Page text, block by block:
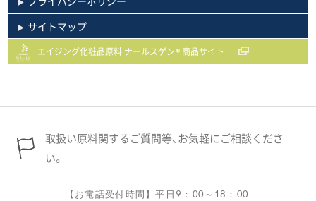
サイトマップ
エイジング化粧品原料 ナールスゲン ® 商品サイト
取扱い原料関するご質問等、お気軽にご相談くださ
い。
【お電話受付時間】平日9：00～18：00